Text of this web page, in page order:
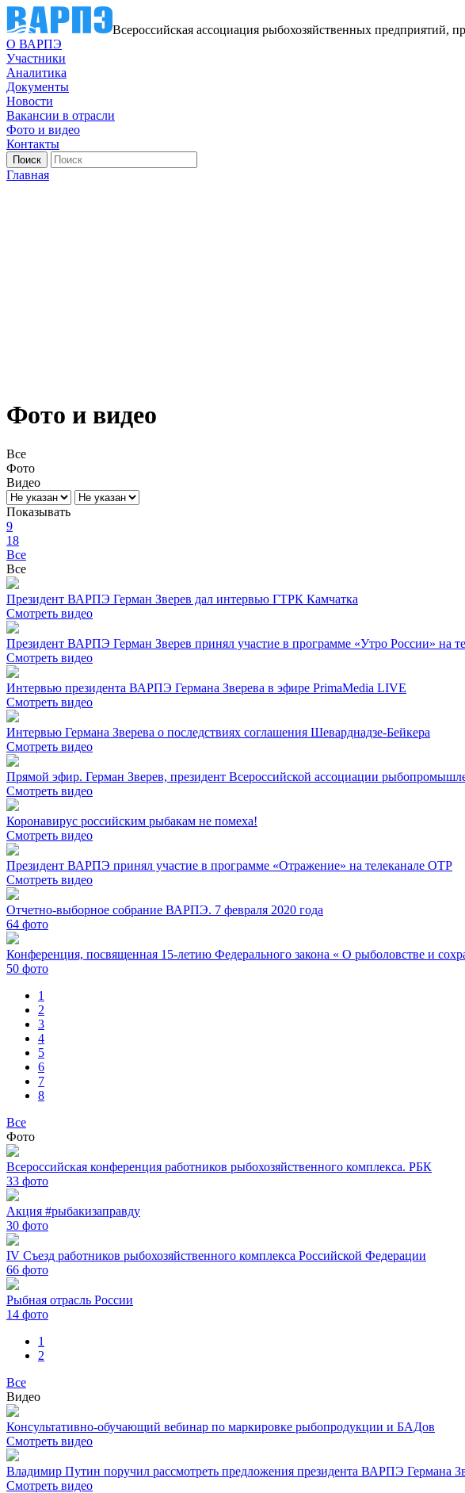
Всероссийская ассоциация рыбохозяйственных предприятий,
О ВАРПЭ
Участники
Аналитика
Документы
Новости
Вакансии в отрасли
Фото и видео
Контакты
Главная
Фото и видео
Все
Фото
Видео
Показывать
9
18
Все
Все
Президент ВАРПЭ Герман Зверев дал интервью ГТРК Камчатка
Смотреть видео
Президент ВАРПЭ Герман Зверев принял участие в программе «Утро России» на
Смотреть видео
Интервью президента ВАРПЭ Германа Зверева в эфире PrimaMedia LIVE
Смотреть видео
Интервью Германа Зверева о последствиях соглашения Шеварднадзе-Бейкера
Смотреть видео
Прямой эфир. Герман Зверев, президент Всероссийской ассоциации
Смотреть видео
Коронавирус российским рыбакам не помеха!
Смотреть видео
Президент ВАРПЭ принял участие в программе «Отражение» на телеканале ОТР
Смотреть видео
Отчетно-выборное собрание ВАРПЭ. 7 февраля 2020 года
64 фото
Конференция, посвященная 15-летию Федерального закона « О рыболовстве и
50 фото
1
2
3
4
5
6
7
8
Все
Фото
Всероссийская конференция работников рыбохозяйственного комплекса. РБК
33 фото
Акция #рыбакизаправду
30 фото
IV Съезд работников рыбохозяйственного комплекса Российской Федерации
66 фото
Рыбная отрасль России
14 фото
1
2
Все
Видео
Консультативно-обучающий вебинар по маркировке рыбопродукции и БАДов
Смотреть видео
Владимир Путин поручил рассмотреть предложения президента ВАРПЭ Германа
Смотреть видео